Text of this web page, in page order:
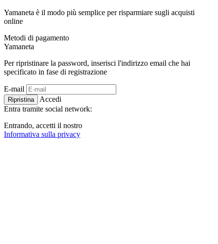
Yamaneta è il modo più semplice per risparmiare sugli acquisti
online
Metodi di pagamento
Yamaneta
Per ripristinare la password, inserisci l'indirizzo email che hai
specificato in fase di registrazione
E-mail
Ripristina
Accedi
Entra tramite social network:
Entrando, accetti il ​​nostro
Informativa sulla privacy